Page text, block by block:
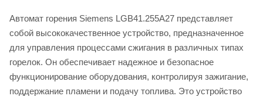
Автомат горения Siemens LGB41.255A27 представляет
собой высококачественное устройство, предназначенное
для управления процессами сжигания в различных типах
горелок. Он обеспечивает надежное и безопасное
функционирование оборудования, контролируя зажигание,
поддержание пламени и подачу топлива. Это устройство